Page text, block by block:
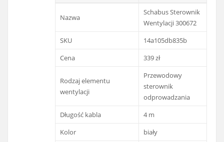
Nazwa
Schabus Sterownik
Wentylacji 300672
SKU
14a105db835b
Cena
339 zł
Rodzaj elementu
wentylacji
Przewodowy
sterownik
odprowadzania
Długość kabla
4 m
Kolor
biały